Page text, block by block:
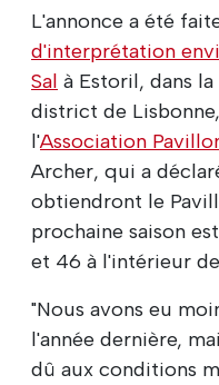
L'annonce a été
d'interprétation
Sal à Estoril, dans
district de
l'Association
Archer, qui a
obtiendront le
prochaine saison
et 46 à l'intérieur
"Nous avons eu
l'année dernière,
dû aux conditions